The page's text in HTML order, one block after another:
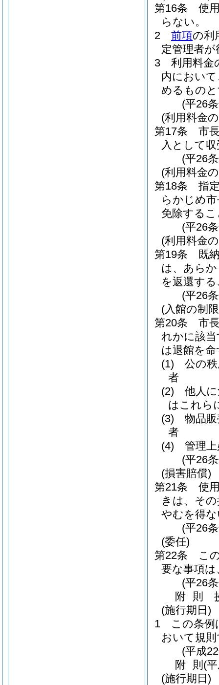
第16条
使
らない。
2
前項の利
定管理者
3
利用料金
内におい
めるもの
(平26
(利用料金
第17条
市
入として
(平26
(利用料金
第18条
指
らかじめ
免除する
(平26
(利用料金
第19条
既
は、あら
を返還す
(平26
(入館の制
第20条
市
れかに該
は退館を
(1)
公の
者
(2)
他人
はこれら
(3)
物品
者
(4)
管理
(平26
(損害賠償)
第21条
使
きは、そ
やむを得
(平26
(委任)
第22条
こ
要な事項
(平26
附 則
(施行期日)
1
この条例
おいて規
(平成
附 則 (
(施行期日)